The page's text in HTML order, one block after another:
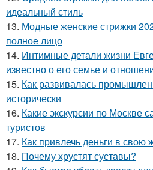
идеальный стиль
13. Модные женские стрижки
полное лицо
14. Интимные детали жизни
известно о его семье и
15. Как развивалась
исторически
16. Какие экскурсии по Москве
туристов
17. Как привлечь деньги в свою
18. Почему хрустят суставы?